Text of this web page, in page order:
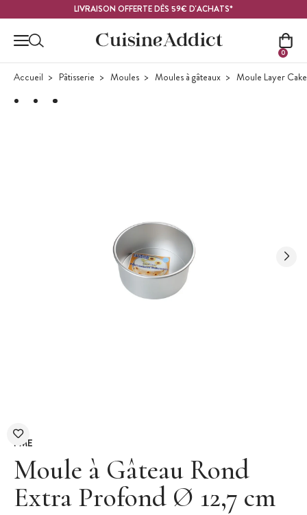
LIVRAISON OFFERTE DÈS 59€ D'ACHATS*
0
Accueil Pâtisserie Moules Moules à gâteaux Moule Layer Cake
PME
Moule à Gâteau Rond
Extra Profond Ø 12,7 cm